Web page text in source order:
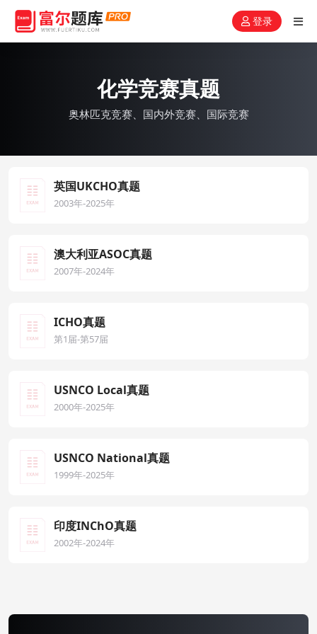
登录
化学竞赛真题
奥林匹克竞赛、国内外竞赛、国际竞赛
英国UKCHO真题
2003年-2025年
澳大利亚ASOC真题
2007年-2024年
ICHO真题
第1届-第57届
USNCO Local真题
2000年-2025年
USNCO National真题
1999年-2025年
印度INChO真题
2002年-2024年